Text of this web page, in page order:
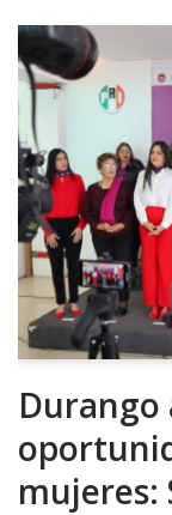
Durango
mujeres: